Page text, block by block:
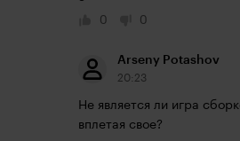
0
0
Arseny Potashov
20:23
Не является ли игра
вплетая свое?